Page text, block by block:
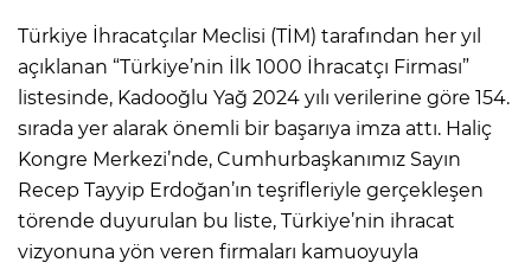
Türkiye İhracatçılar Meclisi (TİM) tarafından her yıl
açıklanan “Türkiye’nin İlk 1000 İhracatçı Firması”
listesinde, Kadooğlu Yağ 2024 yılı verilerine göre 154.
sırada yer alarak önemli bir başarıya imza attı. Haliç
Kongre Merkezi’nde, Cumhurbaşkanımız Sayın
Recep Tayyip Erdoğan’ın teşrifleriyle gerçekleşen
törende duyurulan bu liste, Türkiye’nin ihracat
vizyonuna yön veren firmaları kamuoyuyla